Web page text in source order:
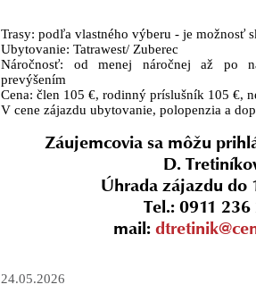
Trasy: podľa vlastného výberu - je možnosť
Ubytovanie: Tatrawest/ Zuberec
Náročnosť: od menej náročnej až po
prevýšením
Cena: člen 105 €, rodinný príslušník 105 €,
V cene zájazdu ubytovanie, polopenzia a
Záujemcovia sa môžu
D.
Úhrada zájazdu do
Tel.: 0911 236
mail:
24.05.2026